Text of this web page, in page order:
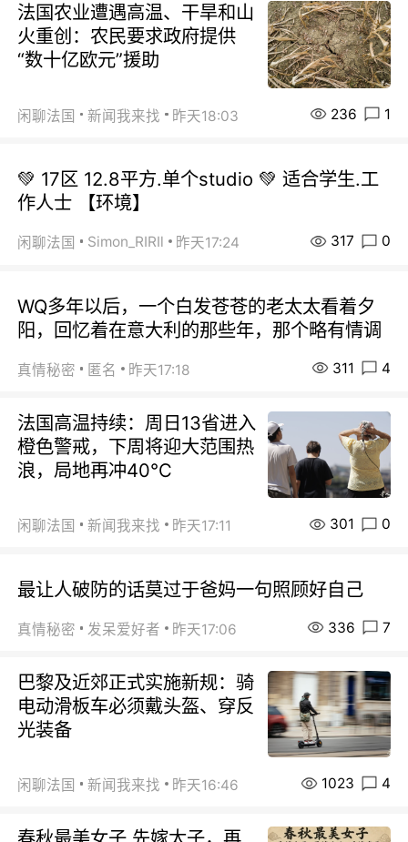
法国农业遭遇高温、干旱和山
火重创：农民要求政府提供
“数十亿欧元”援助
闲聊法国 新闻我来找 昨天18:03 236 1
💚 17区 12.8平方.单个studio 💚 适合学生.工
作人士 【环境】
闲聊法国 Simon_RIRIl 昨天17:24 317 0
WQ多年以后，一个白发苍苍的老太太看着夕
阳，回忆着在意大利的那些年，那个略有情调
真情秘密 匿名 昨天17:18 311 4
法国高温持续：周日13省进入
橙色警戒，下周将迎大范围热
浪，局地再冲40℃
闲聊法国 新闻我来找 昨天17:11 301 0
最让人破防的话莫过于爸妈一句照顾好自己
真情秘密 发呆爱好者 昨天17:06 336 7
巴黎及近郊正式实施新规：骑
电动滑板车必须戴头盔、穿反
光装备
闲聊法国 新闻我来找 昨天16:46 1023 4